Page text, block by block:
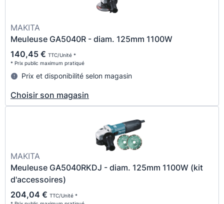
MAKITA
Meuleuse GA5040R - diam. 125mm 1100W
140,45 € TTC/Unité *
* Prix public maximum pratiqué
Prix et disponibilité selon magasin
Choisir son magasin
MAKITA
Meuleuse GA5040RKDJ - diam. 125mm 1100W (kit
d'accessoires)
204,04 € TTC/Unité *